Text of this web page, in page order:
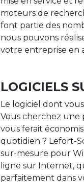
moteurs de
font partie des
nous pouvons
votre entreprise en
LOGICIELS
Le logiciel dont vous
Vous cherchez
vous ferait
quotidien ? Lefort-
sur-mesure pour
ligne sur Internet,
parfaitement dans